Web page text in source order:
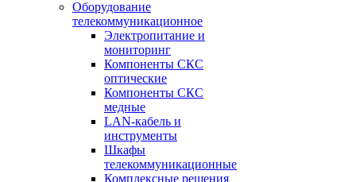
Оборудование
телекоммуникационное
Электропитание и
мониторинг
Компоненты СКС
оптические
Компоненты СКС
медные
LAN-кабель и
инструменты
Шкафы
телекоммуникационные
Комплексные решения